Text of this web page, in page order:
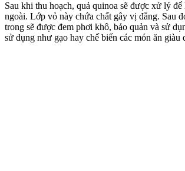
Sau khi thu hoạch, quả quinoa sẽ được xử lý
ngoài. Lớp vỏ này chứa chất gây vị đắng. Sau
trong sẽ được đem phơi khô, bảo quản và sử
sử dụng như gạo hay chế biến các món ăn giàu